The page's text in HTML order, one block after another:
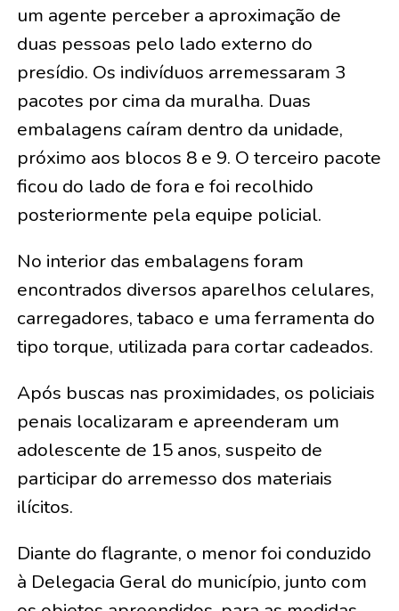
um agente perceber a aproximação de
duas pessoas pelo lado externo do
presídio. Os indivíduos arremessaram 3
pacotes por cima da muralha. Duas
embalagens caíram dentro da unidade,
próximo aos blocos 8 e 9. O terceiro pacote
ficou do lado de fora e foi recolhido
posteriormente pela equipe policial.
No interior das embalagens foram
encontrados diversos aparelhos celulares,
carregadores, tabaco e uma ferramenta do
tipo torque, utilizada para cortar cadeados.
Após buscas nas proximidades, os policiais
penais localizaram e apreenderam um
adolescente de 15 anos, suspeito de
participar do arremesso dos materiais
ilícitos.
Diante do flagrante, o menor foi conduzido
à Delegacia Geral do município, junto com